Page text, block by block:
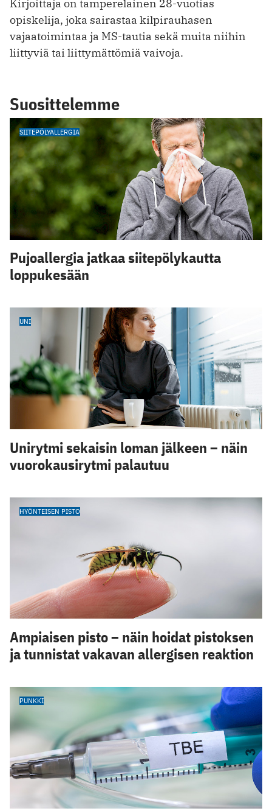
Kirjoittaja on tamperelainen 28-vuotias
opiskelija, joka sairastaa kilpirauhasen
vajaatoimintaa ja MS-tautia sekä muita niihin
liittyviä tai liittymättömiä vaivoja.
Suosittelemme
SIITEPÖLYALLERGIA
Pujoallergia jatkaa siitepölykautta
loppukesään
UNI
Unirytmi sekaisin loman jälkeen – näin
vuorokausirytmi palautuu
HYÖNTEISEN PISTO
Ampiaisen pisto – näin hoidat pistoksen
ja tunnistat vakavan allergisen reaktion
PUNKKI